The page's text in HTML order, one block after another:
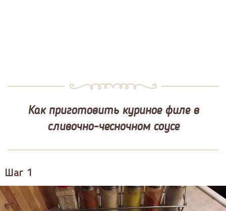
Как приготовить куриное филе в
сливочно-чесночном соусе​
Шаг 1